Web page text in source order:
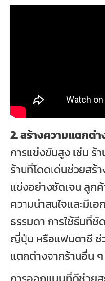
2. สร้างความแตกต่
การแข่งขันสูง เช่น ร้
ร้านที่โดดเด่นช่วยสร้
แข่งอย่างชัดเจน ลูก
ความน่าสนใจและมีเ
ธรรมดา การใช้ธีมที่ชั
ญี่ปุ่น หรือแฟนตาซี ช่
แตกต่างจากร้านอื่น